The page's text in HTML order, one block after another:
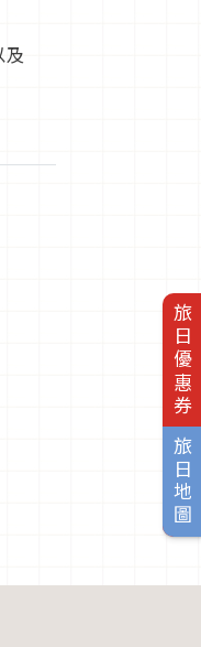
旅日優惠券
旅日地圖